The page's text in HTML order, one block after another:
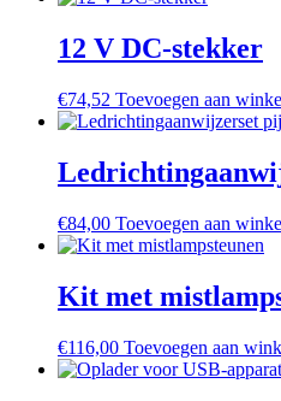
12 V DC-stekker
€74,52 Toevoegen aan
€84,00 Toevoegen aan
Kit met
€116,00 Toevoegen aan